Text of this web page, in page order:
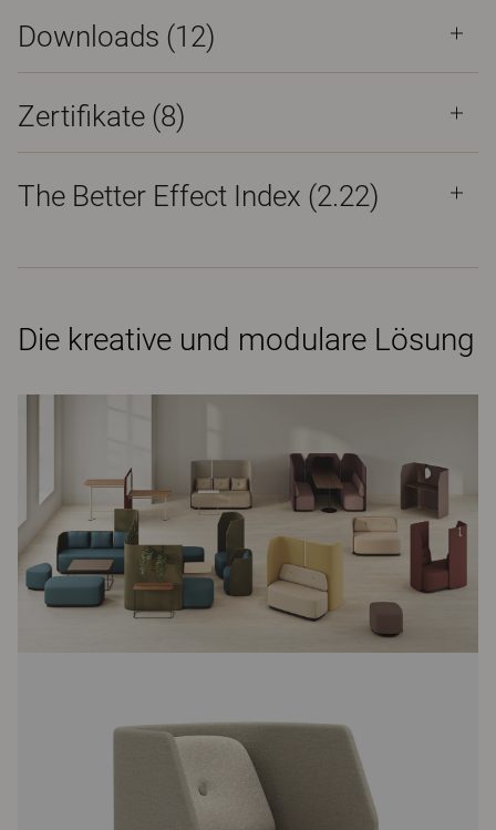
Downloads (12)
Zertifikate (8)
The Better Effect Index (2.22)
Die kreative und modulare Lösung